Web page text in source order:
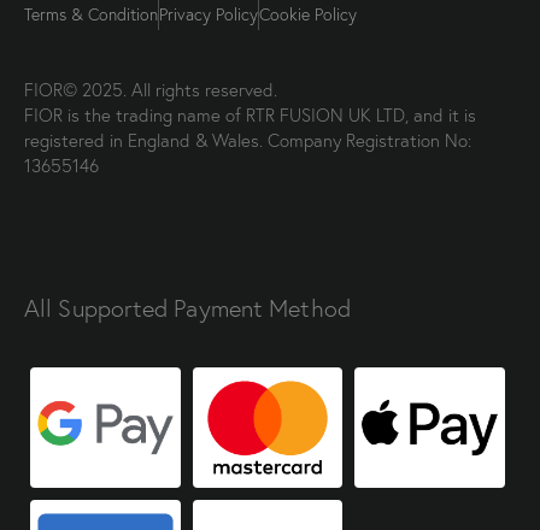
Terms & ConditionPrivacy PolicyCookie Policy
FIOR© 2025. All rights reserved.
FIOR is the trading name of RTR FUSION UK LTD, and it is
registered in England & Wales. Company Registration No:
13655146
All Supported Payment Method